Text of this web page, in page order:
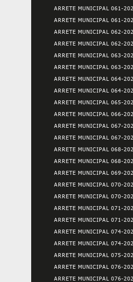
ARRETE MUNICIPAL 061-
ARRETE MUNICIPAL 061-
ARRETE MUNICIPAL 062-
ARRETE MUNICIPAL 062-
ARRETE MUNICIPAL 063-
ARRETE MUNICIPAL 063-
ARRETE MUNICIPAL 064-
ARRETE MUNICIPAL 064-
ARRETE MUNICIPAL 065-
ARRETE MUNICIPAL 066-
ARRETE MUNICIPAL 067-
ARRETE MUNICIPAL 067-
ARRETE MUNICIPAL 068-
ARRETE MUNICIPAL 068-
ARRETE MUNICIPAL 069-
ARRETE MUNICIPAL 070-
ARRETE MUNICIPAL 070-
ARRETE MUNICIPAL 071-
ARRETE MUNICIPAL 071-
ARRETE MUNICIPAL 074-
ARRETE MUNICIPAL 074-
ARRETE MUNICIPAL 075-
ARRETE MUNICIPAL 076-
ARRETE MUNICIPAL 076-